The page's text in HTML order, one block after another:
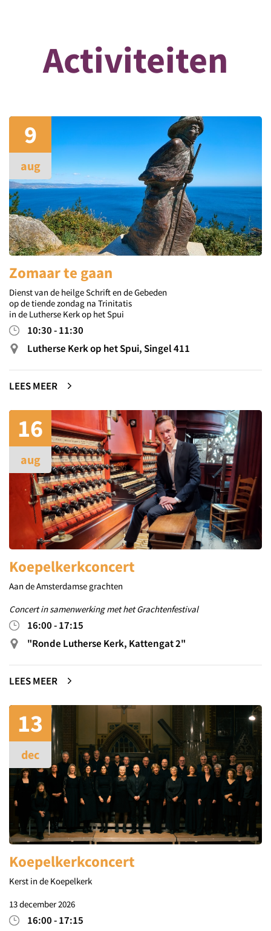
Activiteiten
9
aug
Zomaar te gaan
Dienst van de heilge Schrift en de Gebeden
op de tiende zondag na Trinitatis
in de Lutherse Kerk op het Spui
10:30-11:30
Lutherse Kerk op het Spui, Singel 411
LEES MEER
16
aug
Koepelkerkconcert
Aan de Amsterdamse grachten
Concert in samenwerking met het Grachtenfestival
16:00-17:15
"Ronde Lutherse Kerk, Kattengat 2"
LEES MEER
13
dec
Koepelkerkconcert
Kerst in de Koepelkerk
13 december 2026
16:00-17:15